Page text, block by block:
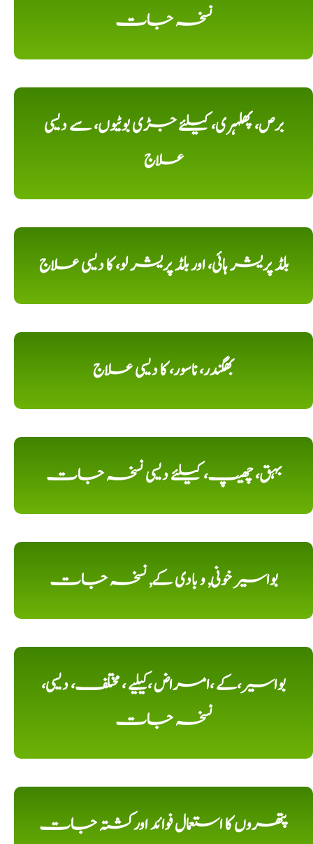
نسخہ جات
برص، پھلہری، کیلئے جڑی بوٹیوں، سے دیسی
علاج
بلڈ پریشر ہائی، اور بلڈ پریشر لو، کا دیسی علاج
بھگندر، ناسور، کا دیسی علاج
بہق، چھیپ، کیلئے دیسی نسخہ جات
بواسیر خونی, و بادی کے, نسخہ جات
بواسیر،کے ،امراض ،کیلیے ، مختلف، دیسی،
نسخہ جات
پتھروں کا استعمال فوائد اورکشتہ جات